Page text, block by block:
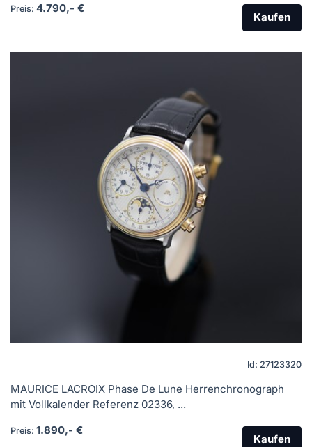
Preis: 4.790,- €
Kaufen
Id: 27123320
MAURICE LACROIX Phase De Lune Herrenchronograph
mit Vollkalender Referenz 02336, ...
Preis: 1.890,- €
Kaufen